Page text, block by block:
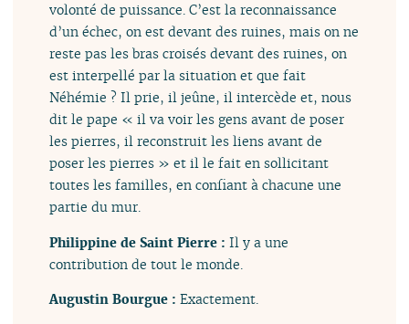
volonté de puissance. C’est la reconnaissance
d’un échec, on est devant des ruines, mais on ne
reste pas les bras croisés devant des ruines, on
est interpellé par la situation et que fait
Néhémie ? Il prie, il jeûne, il intercède et, nous
dit le pape « il va voir les gens avant de poser
les pierres, il reconstruit les liens avant de
poser les pierres » et il le fait en sollicitant
toutes les familles, en confiant à chacune une
partie du mur.
Philippine de Saint Pierre :Il y a une
contribution de tout le monde.
Augustin Bourgue :Exactement.